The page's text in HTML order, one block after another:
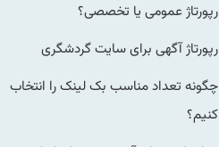
رپورتاژ عمومی یا تخصصی؟
رپورتاژ آگهی برای سایت گردشگری
چگونه تعداد مناسب بک لینک را انتخاب
کنیم؟